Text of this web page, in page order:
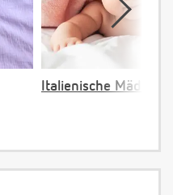
Italienische